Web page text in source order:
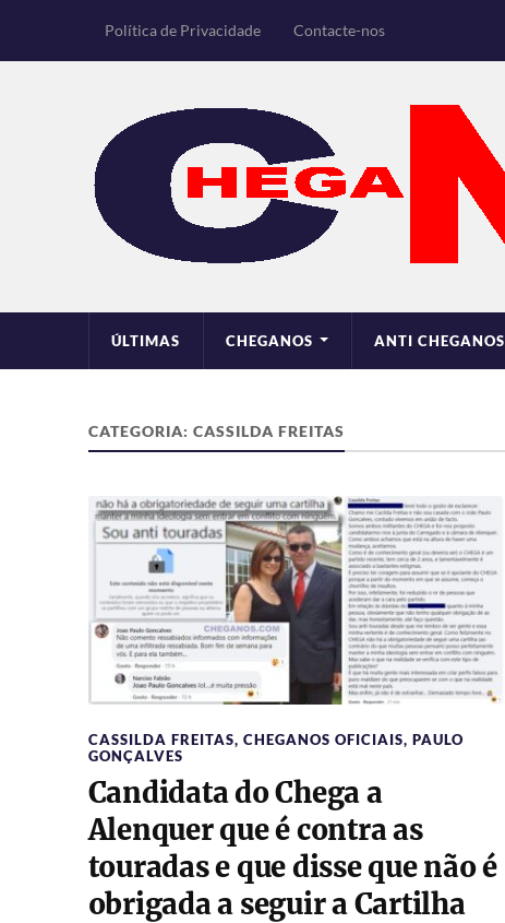
Política de Privacidade Contacte-nos
ÚLTIMAS CHEGANOS ANTI CHEGANOS
CATEGORIA: CASSILDA FREITAS
CASSILDA FREITAS, CHEGANOS OFICIAIS, PAULO
GONÇALVES
Candidata do Chega a
Alenquer que é contra as
touradas e que disse que não é
obrigada a seguir a Cartilha